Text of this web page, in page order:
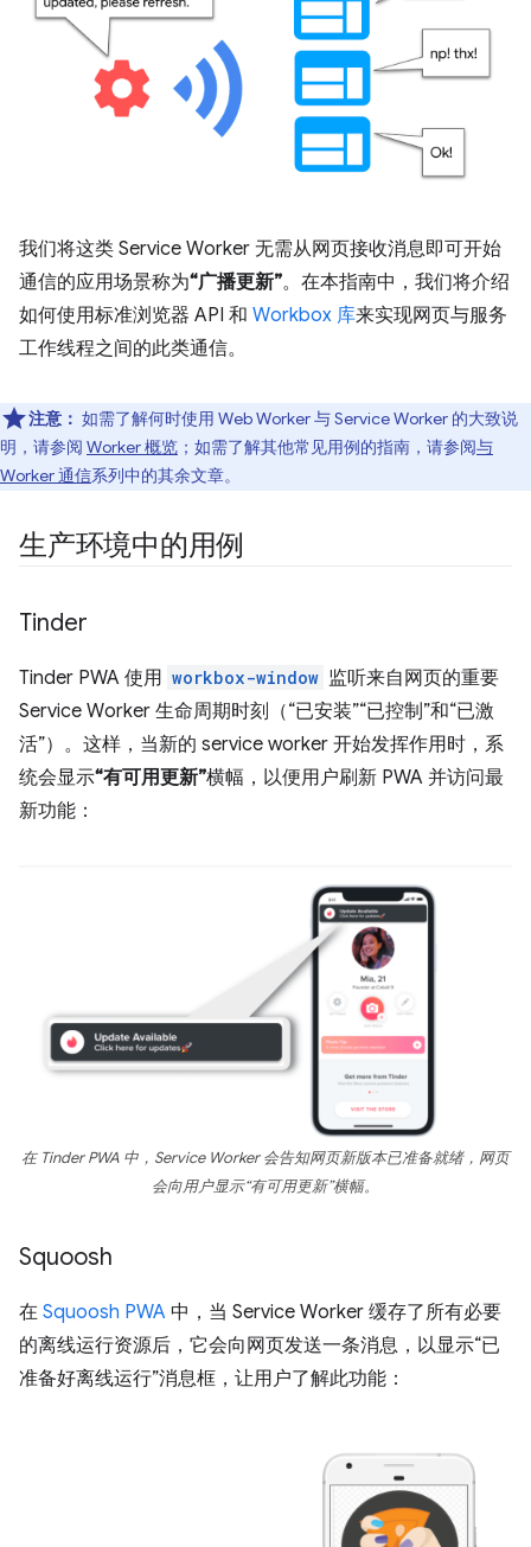
我们将这类 Service Worker 无需从网页接收消息即可开始
通信的应用场景称为“广播更新”。在本指南中，我们将介绍
如何使用标准浏览器 API 和 Workbox 库来实现网页与服务
工作线程之间的此类通信。
注意： 如需了解何时使用 Web Worker 与 Service Worker 的大致说
明，请参阅 Worker 概览 ；如需了解其他常见用例的指南，请参阅与
Worker 通信系列中的其余文章。
生产环境中的用例
Tinder
Tinder PWA 使用 workbox-window 监听来自网页的重要
Service Worker 生命周期时刻（“已安装”“已控制”和“已激
活”）。这样，当新的 service worker 开始发挥作用时，系
统会显示“有可用更新”横幅，以便用户刷新 PWA 并访问最
新功能：
在 Tinder PWA 中，Service Worker 会告知网页新版本已准备就绪，网页
会向用户显示“有可用更新”横幅。
Squoosh
在 Squoosh PWA 中，当 Service Worker 缓存了所有必要
的离线运行资源后，它会向网页发送一条消息，以显示“已
准备好离线运行”消息框，让用户了解此功能：